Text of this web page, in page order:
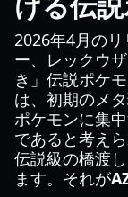
2026年4月の
ー、レックウ
き」伝説ポケ
は、初期のメ
ポケモンに集
であると考え
伝説級の橋渡
ます。それが